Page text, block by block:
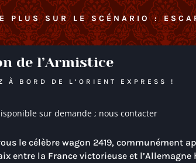
PLUS SUR LE SCÉNARIO :
de l’Armistice
À BORD DE L’ORIENT EXPRESS !
sur demande ; nous contacter
le célèbre wagon 2419, communément
entre la France victorieuse et l’Allemagne